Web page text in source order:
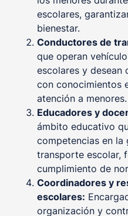
escolares,
bienestar.
Conductores de
que operan
escolares y desean
con conocimientos
atención a menores.
Educadores y
ámbito educativo
competencias en la
transporte escolar,
cumplimiento de
Coordinadores y
escolares:
organización y